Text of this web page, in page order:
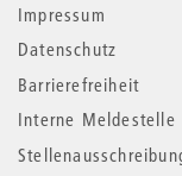
Impressum
Datenschutz
Barrierefreiheit
Interne Meldestelle